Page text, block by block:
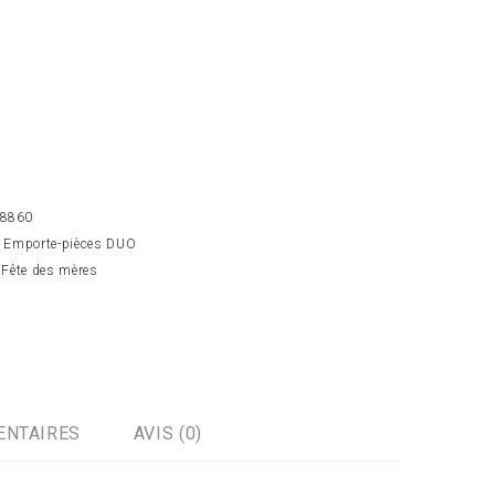
Emporte-pièces DUO
Fête des mères
AVIS (0)